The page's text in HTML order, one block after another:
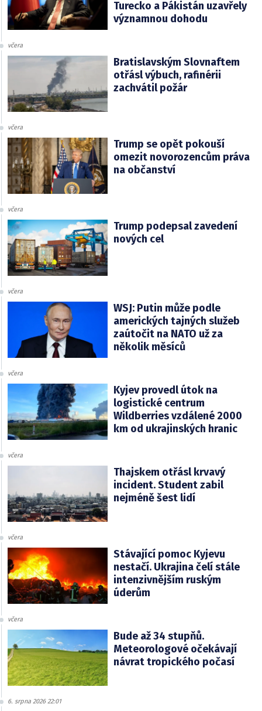
Turecko a Pákistán uzavřely
významnou dohodu
včera
Bratislavským Slovnaftem
otřásl výbuch, rafinérii
zachvátil požár
včera
Trump se opět pokouší
omezit novorozencům práva
na občanství
včera
Trump podepsal zavedení
nových cel
včera
WSJ: Putin může podle
amerických tajných služeb
zaútočit na NATO už za
několik měsíců
včera
Kyjev provedl útok na
logistické centrum
Wildberries vzdálené 2000
km od ukrajinských hranic
včera
Thajskem otřásl krvavý
incident. Student zabil
nejméně šest lidí
včera
Stávající pomoc Kyjevu
nestačí. Ukrajina čelí stále
intenzivnějším ruským
úderům
včera
Bude až 34 stupňů.
Meteorologové očekávají
návrat tropického počasí
6. srpna 2026 22:01